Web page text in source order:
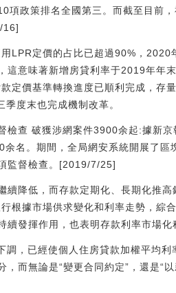
項政策排名全國第三。而截至目前
16]
LPR定價的占比已超過90%，2020
意味著新增房貸利率于2019年年
定價基準轉換進度已順利完成，存
度末也完成機制改革。
查 破獲涉網案件3900余起:據新
名。期間，全局網安系統開展了區
監督檢查。[2019/7/25]
降低，而存款定期化、長期化推
根據市場供求變化和利率走勢，綜
發揮作用，也表明存款利率市場化
，已經使個人住房貸款加權平均
而無論是“變更合同約定”，還是“